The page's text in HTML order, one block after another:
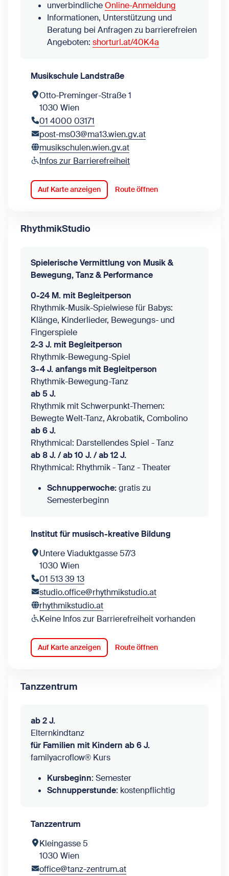
unverbindlicheOnline-Anmeldung
Informationen, Unterstützung und
Beratung bei Anfragen zu barrierefreien
Angeboten: shorturl.at/40K4a
Musikschule Landstraße
Otto-Preminger-Straße 1
1030 Wien
01 4000 03171
post-ms03@ma13.wien.gv.at
musikschulen.wien.gv.at
Infos zur Barrierefreiheit
Auf Karte anzeigen Route öffnen
RhythmikStudio
Spielerische Vermittlung von Musik &
Bewegung, Tanz & Performance
0-24 M. mit Begleitperson
Rhythmik-Musik-Spielwiese für Babys:
Klänge, Kinderlieder, Bewegungs- und
Fingerspiele
2-3 J. mit Begleitperson
Rhythmik-Bewegung-Spiel
3-4 J. anfangs mit Begleitperson
Rhythmik-Bewegung-Tanz
ab 5 J.
Rhythmik mit Schwerpunkt-Themen:
Bewegte Welt-Tanz, Akrobatik, Combolino
ab 6 J.
Rhythmical: Darstellendes Spiel - Tanz
ab 8 J. / ab 10 J. / ab 12 J.
Rhythmical: Rhythmik - Tanz - Theater
Schnupperwoche:gratiszu
Semesterbeginn
Institut für musisch-kreative Bildung
Untere Viaduktgasse 57/3
1030 Wien
01 513 39 13
studio.office@rhythmikstudio.at
rhythmikstudio.at
Keine Infos zur Barrierefreiheit vorhanden
Auf Karte anzeigen Route öffnen
Tanzzentrum
ab 2 J.
Elternkindtanz
für Familien mit Kindern ab 6 J.
familyacroflow® Kurs
Kursbeginn: Semester
Schnupperstunde: kostenpflichtig
Tanzzentrum
Kleingasse 5
1030 Wien
office@tanz-zentrum.at